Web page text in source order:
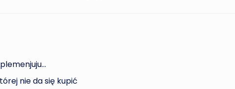
nie da się kupić